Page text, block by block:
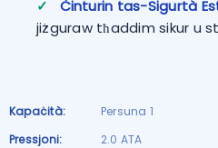
✓
Ċinturin tas-Sigurtà
jiżguraw tħaddim sikur u
Kapaċità:
Persuna 1
Pressjoni:
2.0 ATA